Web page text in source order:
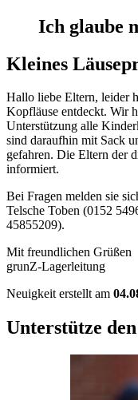
Ich glaube
Kleines
Hallo liebe Eltern, leider
Kopfläuse entdeckt. Wir
Unterstützung alle
sind daraufhin mit Sack
gefahren. Die Eltern der
informiert.
Bei Fragen melden sie
Telsche Toben (0152
45855209).
Mit freundlichen Grüßen
grunZ-Lagerleitung
Neuigkeit erstellt am
Unterstütze